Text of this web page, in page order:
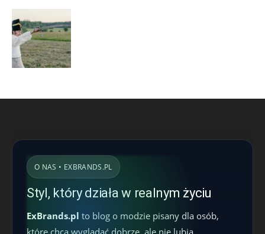
O NAS • EXBRANDS.PL
Styl, który działa w realnym życiu
ExBrands.pl to blog o modzie pisany dla osób,
które chcą wyglądać dobrze, ale nie lubią